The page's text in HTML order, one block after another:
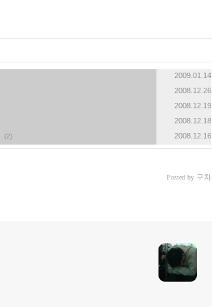
2009.01.14
2008.12.26
2008.12.19
2008.12.18
(2) 2008.12.16
Posted by 구